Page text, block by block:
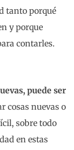
tanto porqué
y porque
contarles.
puede ser
cosas nuevas o
sobre todo
en estas